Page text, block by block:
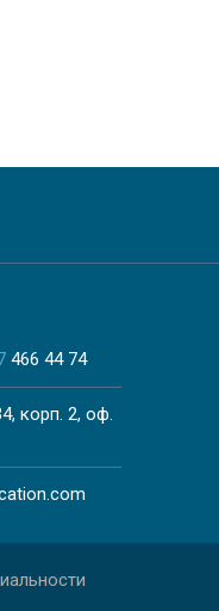
466 44 74
корп. 2, оф.